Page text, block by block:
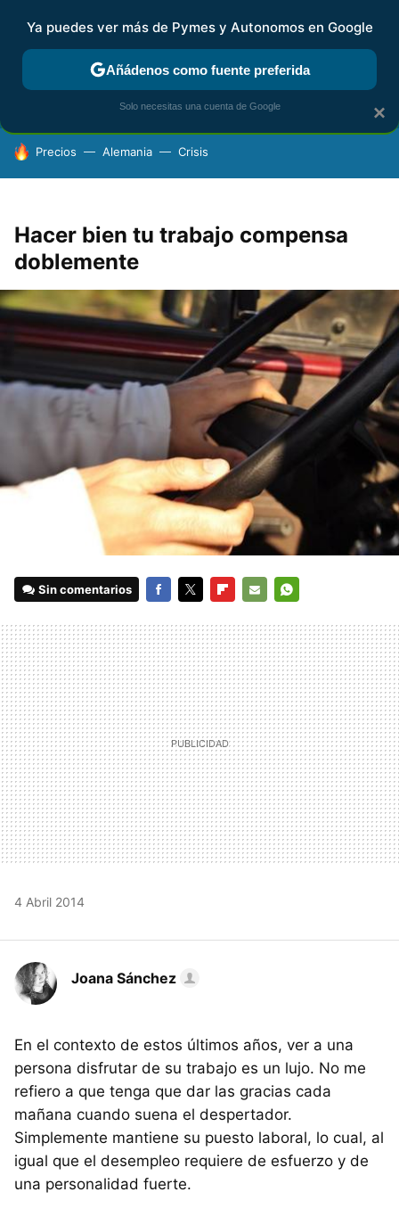
FISCALIDAD Y CONTABILIDAD KIT DIGITAL RENTA
HOY SE HABLA DE
Precios Alemania Crisis
Hacer bien tu trabajo compensa
doblemente
Sin comentarios
MAIL
4 Abril 2014
Joana Sánchez
En el contexto de estos últimos años, ver a una
persona disfrutar de su trabajo es un lujo. No me
refiero a que tenga que dar las gracias cada
mañana cuando suena el despertador.
Simplemente mantiene su puesto laboral, lo cual, al
igual que el desempleo requiere de esfuerzo y de
una personalidad fuerte.
×
Ya puedes ver más de Pymes y Autonomos en Google
Añádenos como fuente preferida
Solo necesitas una cuenta de Google